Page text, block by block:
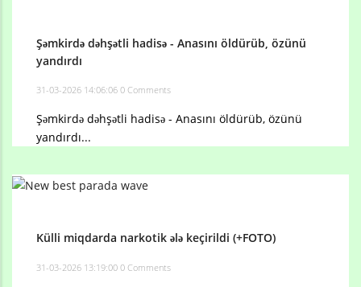
Şəmkirdə dəhşətli hadisə - Anasını öldürüb, özünü
yandırdı
31-03-2026 14:06:06 0 Comments
Şəmkirdə dəhşətli hadisə - Anasını öldürüb, özünü
yandırdı...
Külli miqdarda narkotik ələ keçirildi (+FOTO)
31-03-2026 13:19:00 0 Comments